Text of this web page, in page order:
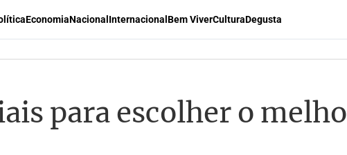
EconomiaNacional Internacional Bem ViverCulturaDegusta
para escolher o